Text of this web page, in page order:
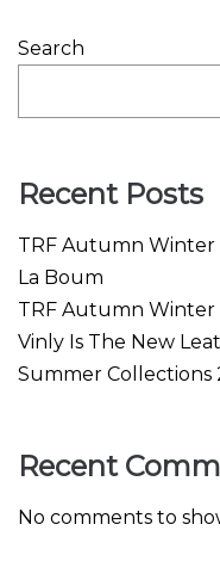
Search
Recent Posts
TRF Autumn Winter
La Boum
TRF Autumn Winter
Vinly Is The New
Summer Collections
Recent
No comments to